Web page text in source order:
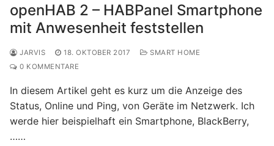
openHAB 2 – HABPanel Smartphone
mit Anwesenheit feststellen
JARVIS 18. OKTOBER 2017
SMART HOME
0 KOMMENTARE
In diesem Artikel geht es kurz um die Anzeige des
Status, Online und Ping, von Geräte im Netzwerk. Ich
werde hier beispielhaft ein Smartphone, BlackBerry,
……